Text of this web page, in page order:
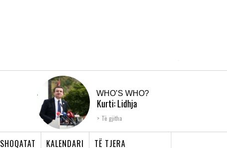
WHO’S WHO?
Kurti: Lidhja
Shqiptare e Prizrenit,
Të gjitha
SHOQATAT KALENDARI TË TJERA